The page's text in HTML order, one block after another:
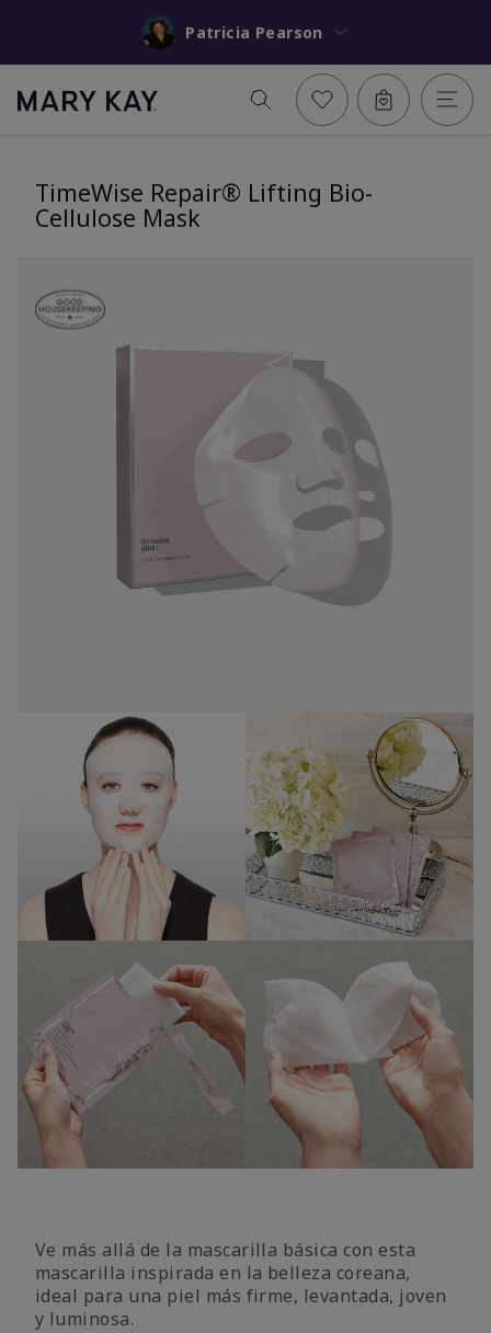
Patricia Pearson
TimeWise Repair® Lifting Bio-
Cellulose Mask
Ve más allá de la mascarilla básica con esta
mascarilla inspirada en la belleza coreana,
ideal para una piel más firme, levantada, joven
y luminosa.